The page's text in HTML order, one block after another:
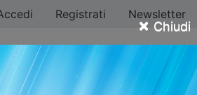
× Chiudi
Registrati Newsletter